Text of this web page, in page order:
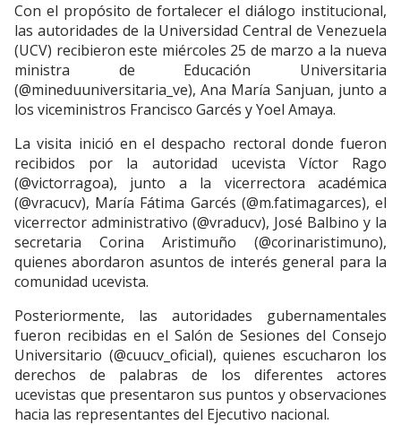
Con el propósito de fortalecer el diálogo institucional,
las autoridades de la Universidad Central de Venezuela
(UCV) recibieron este miércoles 25 de marzo a la nueva
ministra de Educación Universitaria
(@mineduuniversitaria_ve), Ana María Sanjuan, junto a
los viceministros Francisco Garcés y Yoel Amaya.
La visita inició en el despacho rectoral donde fueron
recibidos por la autoridad ucevista Víctor Rago
(@victorragoa), junto a la vicerrectora académica
(@vracucv), María Fátima Garcés (@m.fatimagarces), el
vicerrector administrativo (@vraducv), José Balbino y la
secretaria Corina Aristimuño (@corinaristimuno),
quienes abordaron asuntos de interés general para la
comunidad ucevista.
Posteriormente, las autoridades gubernamentales
fueron recibidas en el Salón de Sesiones del Consejo
Universitario (@cuucv_oficial), quienes escucharon los
derechos de palabras de los diferentes actores
ucevistas que presentaron sus puntos y observaciones
hacia las representantes del Ejecutivo nacional.